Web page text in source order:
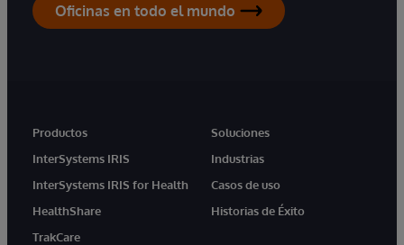
Oficinas en todo el mundo
Productos
InterSystems IRIS
InterSystems IRIS for Health
HealthShare
TrakCare
Soluciones
Industrias
Casos de uso
Historias de Éxito